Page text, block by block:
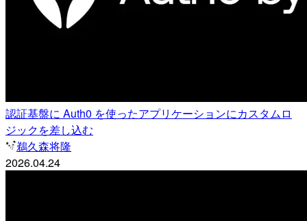
認証基盤に Auth0 を使ったアプリケーションにカスタムロ
ジックを差し込む
鵜久森将隆
2026.04.24